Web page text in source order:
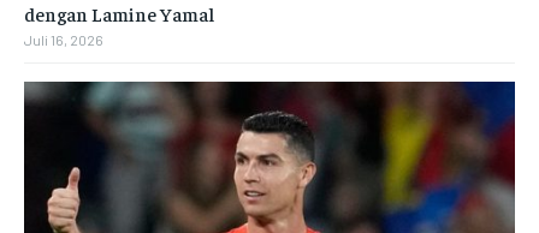
dengan Lamine Yamal
Juli 16, 2026